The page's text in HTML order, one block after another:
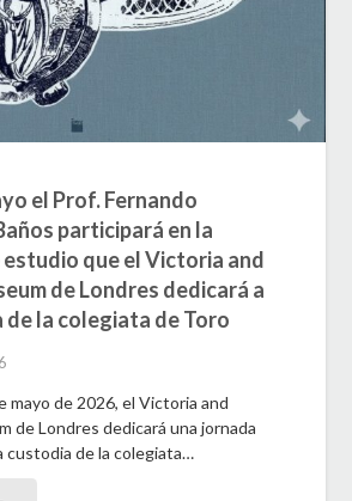
el Prof. Fernando
participará en la
que el Victoria and
de Londres dedicará a
de la colegiata de Toro
mayo de 2026, el Victoria and
de Londres dedicará una jornada
custodia de la colegiata…